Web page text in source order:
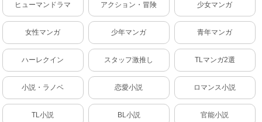
ヒューマンドラマ アクション・冒険 少女マンガ
女性マンガ 少年マンガ 青年マンガ
ハーレクイン スタッフ激推し TLマンガ2選
小説・ラノベ 恋愛小説 ロマンス小説
TL小説 BL小説 官能小説